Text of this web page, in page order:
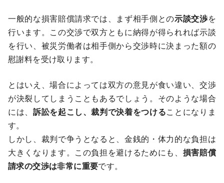
一般的な損害賠償請求では、まず相手側との示談交渉を
行います。この交渉で双方ともに納得が得られれば示談
を行い、被災労働者は相手側から交渉時に決まった額の
慰謝料を受け取ります。
とはいえ、場合によっては双方の意見が食い違い、交渉
が決裂してしまうこともあるでしょう。そのような場合
には、 訴訟を起こし、裁判で決着をつけることになりま
す。
しかし、裁判で争うとなると、金銭的・体力的な負担は
大きくなります。この負担を避けるためにも、 損害賠償
請求の交渉は非常に重要です。